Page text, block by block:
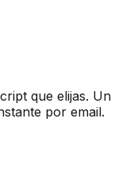
que elijas. Un
por email.